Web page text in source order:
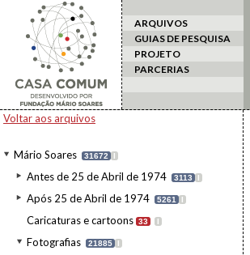
ARQUIVOS
GUIAS DE PESQUISA
PROJETO
PARCERIAS
Voltar aos arquivos
Mário Soares 31672 I
Antes de 25 de Abril de 1974 3113 I
Após 25 de Abril de 1974 5261 I
Caricaturas e cartoons 33 I
Fotografias 21885 I